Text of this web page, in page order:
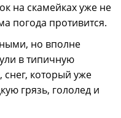
на скамейках уже не
погода противится.
но вполне
в типичную
который уже
грязь, гололед и